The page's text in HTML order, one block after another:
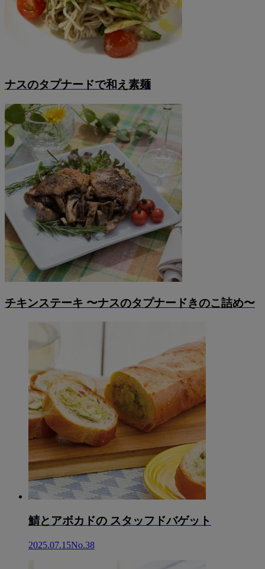
ナスのタプナードで和え素麺
チキンステーキ 〜ナスのタプナードきのこ詰め〜
鯖とアボカドの スタッフドバゲット
2025.07.15No.38